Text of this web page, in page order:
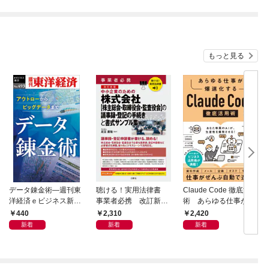
もっと見る
データ錬金術―週刊東
洋経済ｅビジネス新書
Ｎo.493
440
新着
聴ける！実用法律書
事業者必携 改訂新
版 中小企業のための
株式会社【株主総会・
2,310
新着
Claude Code 徹底活用
術 あらゆる仕事が爆
速化する
2,420
新着